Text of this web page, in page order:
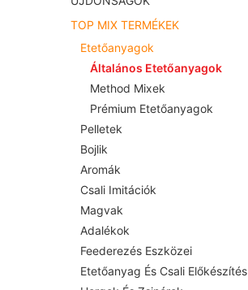
TOP MIX TERMÉKEK
Etetőanyagok
Általános Etetőanyagok
Method Mixek
Prémium Etetőanyagok
Pelletek
Bojlik
Aromák
Csali Imitációk
Magvak
Adalékok
Feederezés Eszközei
Etetőanyag És Csali Előkészítés